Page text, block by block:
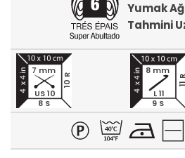
Yumak
Tahmini
8 S
10 R
7 mm
US 10
9 S
11 R
8 mm
L 11